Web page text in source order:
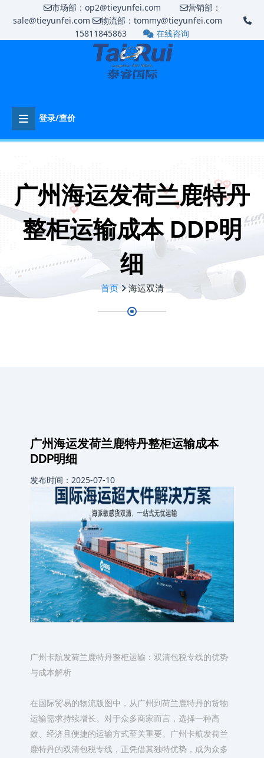
市场部：op2@tieyunfei.com
营销部：
sale@tieyunfei.com
物流部：tommy@tieyunfei.com
15811845863
在线咨询
登录/查价
广州海运发荷兰鹿特丹
整柜运输成本 DDP明
细
首页 海运双清
广州海运发荷兰鹿特丹整柜运输成本
DDP明细
发布时间：2025-07-10
广州卡航发荷兰鹿特丹整柜运输：双清包税专线的优势
与成本解析​
在国际贸易的物流版图中，从广州到荷兰鹿特丹的货物
运输需求持续增长。对于众多商家而言，选择一种高
效、经济且便捷的运输方式至关重要。广州卡航发荷兰
鹿特丹的双清包税专线，正凭借其独特优势，成为众多